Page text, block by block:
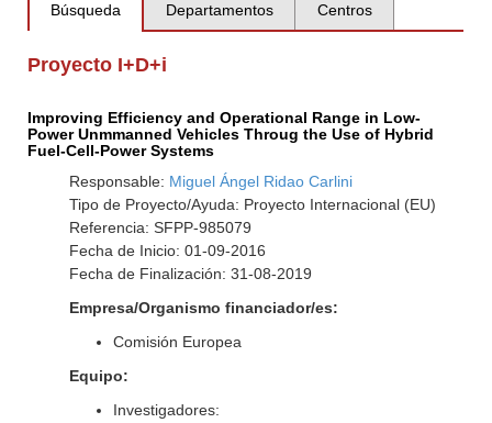
Búsqueda Departamentos Centros
Proyecto I+D+i
Improving Efficiency and Operational Range in Low-
Power Unmmanned Vehicles Throug the Use of Hybrid
Fuel-Cell-Power Systems
Responsable: Miguel Ángel Ridao Carlini
Tipo de Proyecto/Ayuda: Proyecto Internacional (EU)
Referencia: SFPP-985079
Fecha de Inicio: 01-09-2016
Fecha de Finalización: 31-08-2019
Empresa/Organismo financiador/es:
Comisión Europea
Equipo:
Investigadores: